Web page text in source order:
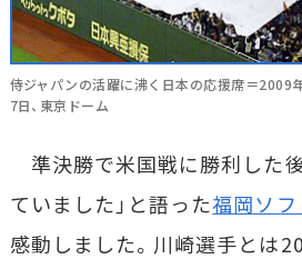
侍ジャパンの活躍に沸く日本の応援席＝2009
7日、東京ドーム
準決勝で米国戦に勝利した後
ていました」と語った福岡ソ
感動しました。川崎選手とは